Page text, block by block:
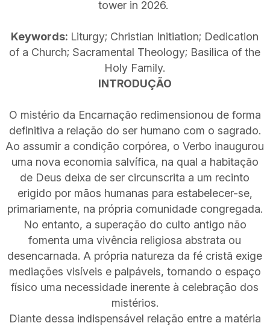
tower in 2026.
Keywords: Liturgy; Christian Initiation; Dedication
of a Church; Sacramental Theology; Basilica of the
Holy Family.
INTRODUÇÃO
O mistério da Encarnação redimensionou de forma
definitiva a relação do ser humano com o sagrado.
Ao assumir a condição corpórea, o Verbo inaugurou
uma nova economia salvífica, na qual a habitação
de Deus deixa de ser circunscrita a um recinto
erigido por mãos humanas para estabelecer-se,
primariamente, na própria comunidade congregada.
No entanto, a superação do culto antigo não
fomenta uma vivência religiosa abstrata ou
desencarnada. A própria natureza da fé cristã exige
mediações visíveis e palpáveis, tornando o espaço
físico uma necessidade inerente à celebração dos
mistérios.
Diante dessa indispensável relação entre a matéria